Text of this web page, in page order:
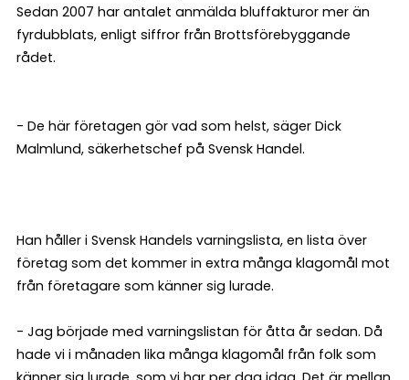
Sedan 2007 har antalet anmälda bluffakturor mer än
fyrdubblats, enligt siffror från Brottsförebyggande
rådet.
- De här företagen gör vad som helst, säger Dick
Malmlund, säkerhetschef på Svensk Handel.
Han håller i Svensk Handels varningslista, en lista över
företag som det kommer in extra många klagomål mot
från företagare som känner sig lurade.
- Jag började med varningslistan för åtta år sedan. Då
hade vi i månaden lika många klagomål från folk som